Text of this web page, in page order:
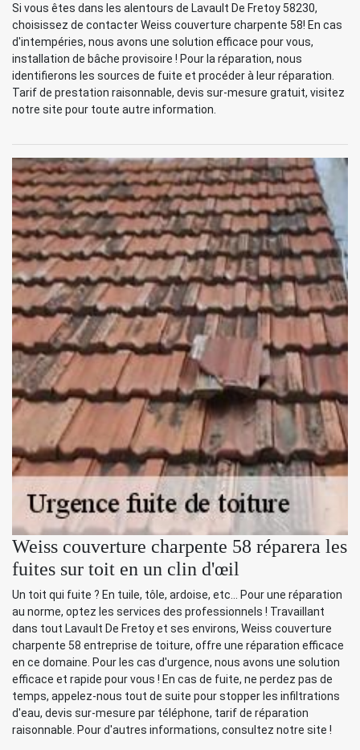
Si vous êtes dans les alentours de Lavault De Fretoy 58230,
choisissez de contacter Weiss couverture charpente 58! En cas
d'intempéries, nous avons une solution efficace pour vous,
installation de bâche provisoire ! Pour la réparation, nous
identifierons les sources de fuite et procéder à leur réparation.
Tarif de prestation raisonnable, devis sur-mesure gratuit, visitez
notre site pour toute autre information.
Weiss couverture charpente 58 réparera les
fuites sur toit en un clin d'œil
Un toit qui fuite ? En tuile, tôle, ardoise, etc... Pour une réparation
au norme, optez les services des professionnels ! Travaillant
dans tout Lavault De Fretoy et ses environs, Weiss couverture
charpente 58 entreprise de toiture, offre une réparation efficace
en ce domaine. Pour les cas d'urgence, nous avons une solution
efficace et rapide pour vous ! En cas de fuite, ne perdez pas de
temps, appelez-nous tout de suite pour stopper les infiltrations
d'eau, devis sur-mesure par téléphone, tarif de réparation
raisonnable. Pour d'autres informations, consultez notre site !